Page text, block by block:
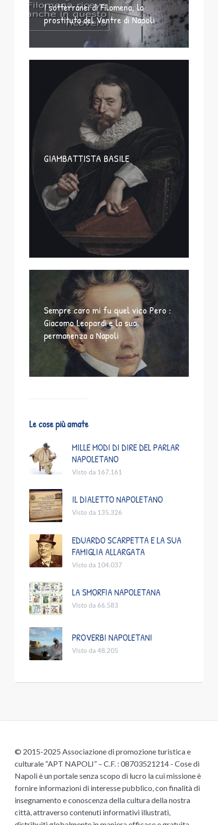
I sotterranei di Filomena, la
prostituta del Ventre di Napoli
GIAMBATTISTA BASILE
Sempre caro mi fu quel vico Pero :
Giacomo Leopardi e la sua
permanenza a Napoli
Le cose più amate
MILLE MODI DI DIRE DEL PARLAR
NAPOLETANO
Visto da 167.161
IL DIALETTO NAPOLETANO
Visto da 135.326
EDUARDO SCARPETTA E LA SUA
FAMIGLIA ALLARGATA
Visto da 104.037
LA SMORFIA NAPOLETANA
Visto da 66.583
PROVERBI NAPOLETANI
Visto da 48.205
© 2015-2025 Associazione di promozione turistica e
culturale “APT NAPOLI” – C.F. : 08703521214 - Cose di
Napoli è un portale senza scopo di lucro la cui missione è
fornire informazioni di interesse pubblico, con finalità di
insegnamento e conoscenza della cultura della nostra
città, attraverso contenuti informativi illustrati,